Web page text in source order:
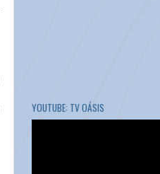
YOUTUBE: TV OÁSIS